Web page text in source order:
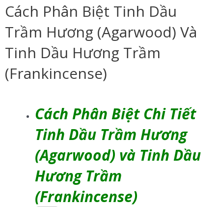
Cách Phân Biệt Tinh Dầu
Trầm Hương (Agarwood) Và
Tinh Dầu Hương Trầm
(Frankincense)
Cách Phân Biệt Chi Tiết
Tinh Dầu Trầm Hương
(Agarwood) và Tinh Dầu
Hương Trầm
(Frankincense)